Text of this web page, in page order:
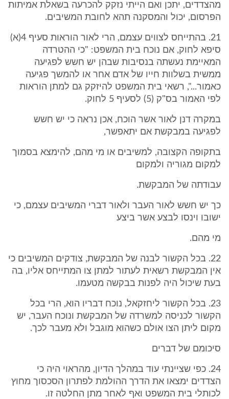
מהצדדים, יתכן ואם הייתי נזקק להכרעה בשאלת אמיתות
הפרסום, יכול והמסקנה תהא לחובת המשיבים.
21. בהתייחס לצווים עצמם, הרי לאור הוראות סעיף 4(א)
סיפא לחוק, אם נוכח בית המשפט: "כי ההטרדה
המאיימת נעשתה בנסיבות שבהן יש חשש לפגיעה
ממשית בשלוות חייו של אדם אחר או להמשך פגיעה
כאמור...", רשאי בית המשפט להיזקק גם למתן הוראות
לפי האמור בס"ק (5) לסעיף 5 לחוק.
במקרה דנן לאור אשר הוכח, אכן נראה כי יש חשש
לפגיעה במבקשת אם יתאפשר,
בתקופה הקצובה, למשיבים או מי מהם, להימצא בסמוך
למקום מגוריה ולמקום
עבודתה של המבקשת.
כך יש חשש לאור העבר ולאור דברי המשיבים עצמם, כי
ישובו וינסו לבצע אשר ביצע
מי מהם.
22. בכל הקשור לבנה של המבקשת, צודקים המשיבים כי
אין המבקשת רשאית לעתור למתן צו המתייחס אליו, בה
בעת שיכול היה לפנות בבקשה מטעמו.
23. בכל הקשור ליחזקאל, נוכח דבריו הוא, הרי בכל
הקשור לכניסה למשרדה של המבקשת ונוכח העבר, יש
מקום ליתן הצו אולם כשהוא מוגבל ולא מעבר לכך.
סיכומם של דברים
24. כפי שציינתי עוד במהלך הדיון, מהראוי היה כי
הצדדים ימצאו את הדרך ההולמת לפתרון הסכסוך מחוץ
לכותלי בית המשפט ואף לאחר מתן החלטה זו.